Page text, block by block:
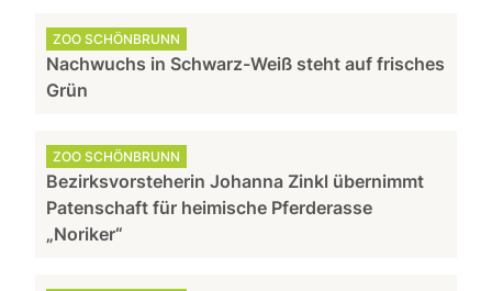
ZOO SCHÖNBRUNN
Nachwuchs in Schwarz-Weiß steht auf frisches
Grün
ZOO SCHÖNBRUNN
Bezirksvorsteherin Johanna Zinkl übernimmt
Patenschaft für heimische Pferderasse
„Noriker“